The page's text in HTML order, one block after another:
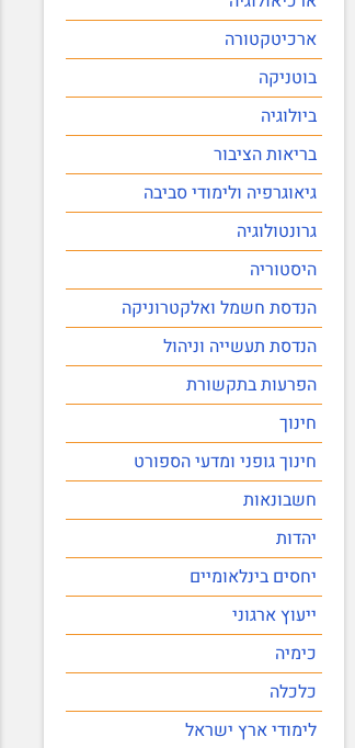
ארכיטקטורה
בוטניקה
ביולוגיה
בריאות הציבור
גיאוגרפיה ולימודי סביבה
גרונטולוגיה
היסטוריה
הנדסת חשמל ואלקטרוניקה
הנדסת תעשייה וניהול
הפרעות בתקשורת
חינוך
חינוך גופני ומדעי הספורט
חשבונאות
יהדות
יחסים בינלאומיים
ייעוץ ארגוני
כימיה
כלכלה
לימודי ארץ ישראל